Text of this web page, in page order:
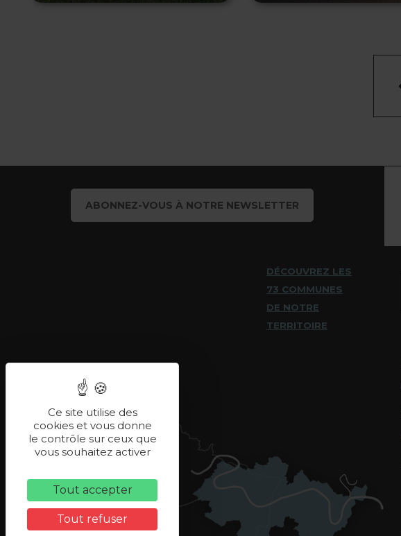
ABONNEZ-VOUS À NOTRE NEWSLETTER
DÉCOUVREZ LES
73 COMMUNES
DE NOTRE
TERRITOIRE
Ce site utilise des
cookies et vous donne
le contrôle sur ceux que
vous souhaitez activer
Tout accepter
Tout refuser